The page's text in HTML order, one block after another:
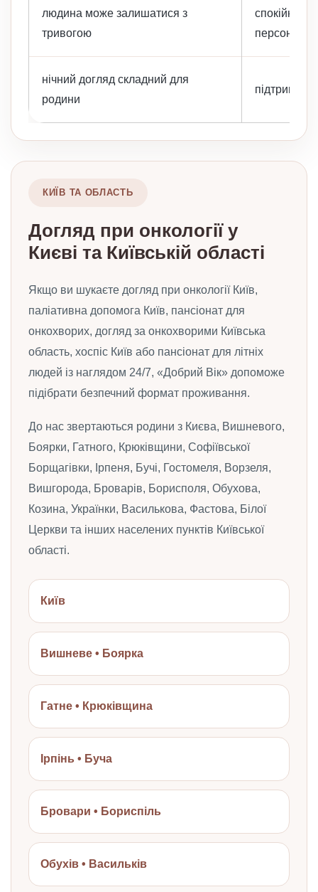
людина може залишатися з
тривогою
спокійне
персоналу
нічний догляд складний для
родини
підтримка
КИЇВ ТА ОБЛАСТЬ
Догляд при онкології у
Києві та Київській області
Якщо ви шукаєте догляд при онкології Київ,
паліативна допомога Київ, пансіонат для
онкохворих, догляд за онкохворими Київська
область, хоспіс Київ або пансіонат для літніх
людей із наглядом 24/7, «Добрий Вік» допоможе
підібрати безпечний формат проживання.
До нас звертаються родини з Києва, Вишневого,
Боярки, Гатного, Крюківщини, Софіївської
Борщагівки, Ірпеня, Бучі, Гостомеля, Ворзеля,
Вишгорода, Броварів, Борисполя, Обухова,
Козина, Українки, Василькова, Фастова, Білої
Церкви та інших населених пунктів Київської
області.
Київ
Вишневе • Боярка
Гатне • Крюківщина
Ірпінь • Буча
Бровари • Бориспіль
Обухів • Васильків